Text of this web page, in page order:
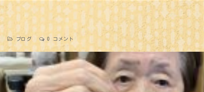
ブログ 0 コメント